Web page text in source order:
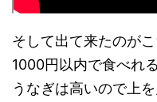
そして出て来たのが
1000円以内で食べれ
うなぎは高いので上